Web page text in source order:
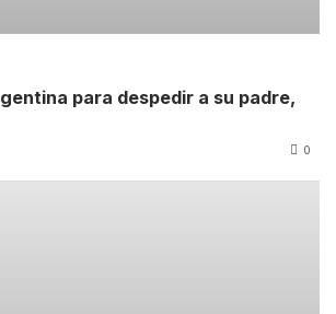
para despedir a su padre,
0